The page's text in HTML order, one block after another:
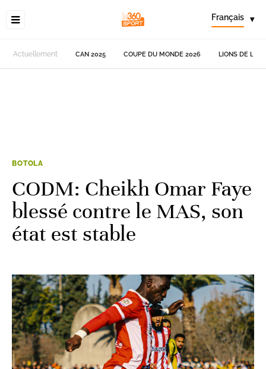
Français ▾
Actuellement CAN 2025 COUPE DU MONDE 2026 LIONS DE
BOTOLA
CODM: Cheikh Omar Faye
blessé contre le MAS, son
état est stable